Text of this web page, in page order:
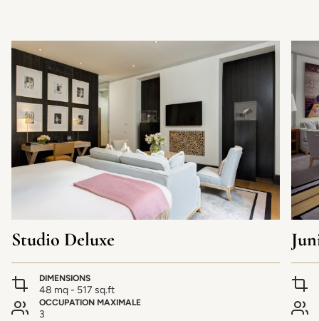
Studio Deluxe
DIMENSIONS
48 mq - 517 sq.ft
OCCUPATION MAXIMALE
3